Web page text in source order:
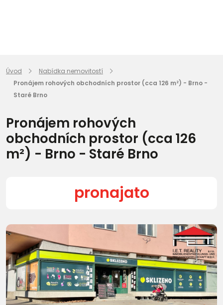
Úvod
Nabídka nemovitostí
Pronájem rohových obchodních prostor (cca 126 m²) - Brno -
Staré Brno
Pronájem rohových
obchodních prostor (cca 126
m²) - Brno - Staré Brno
pronajato